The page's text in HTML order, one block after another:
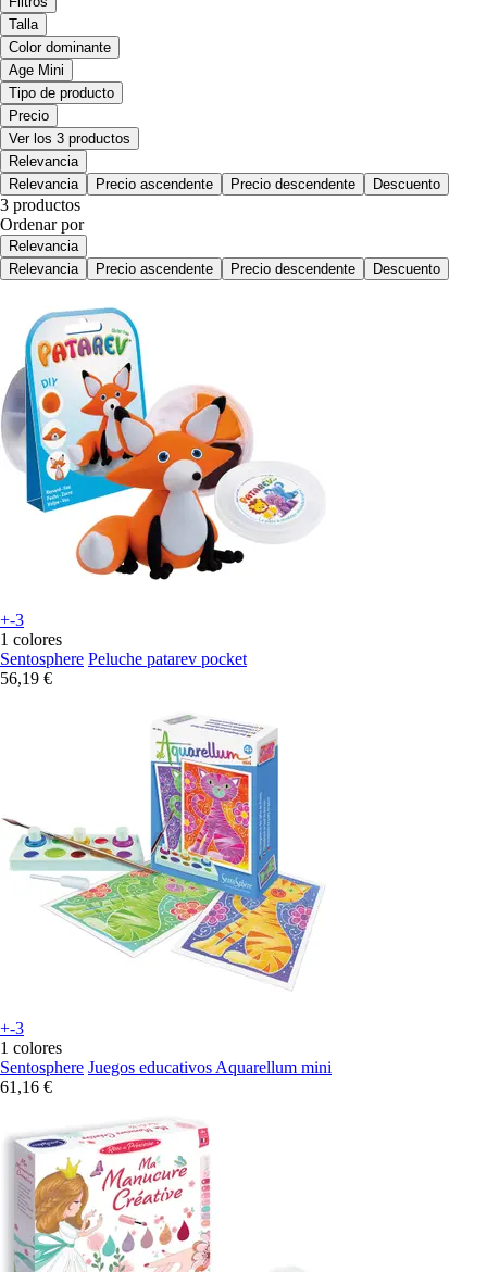
Talla
Color dominante
Age Mini
Tipo de producto
Precio
Ver los 3 productos
Relevancia
Relevancia
Precio ascendente Precio descendente Descuento
3 productos
Ordenar por
Relevancia
Relevancia
Precio ascendente Precio descendente Descuento
+-3
1 colores
Sentosphere Peluche patarev pocket
56,19 €
+-3
1 colores
Sentosphere Juegos educativos Aquarellum mini
61,16 €